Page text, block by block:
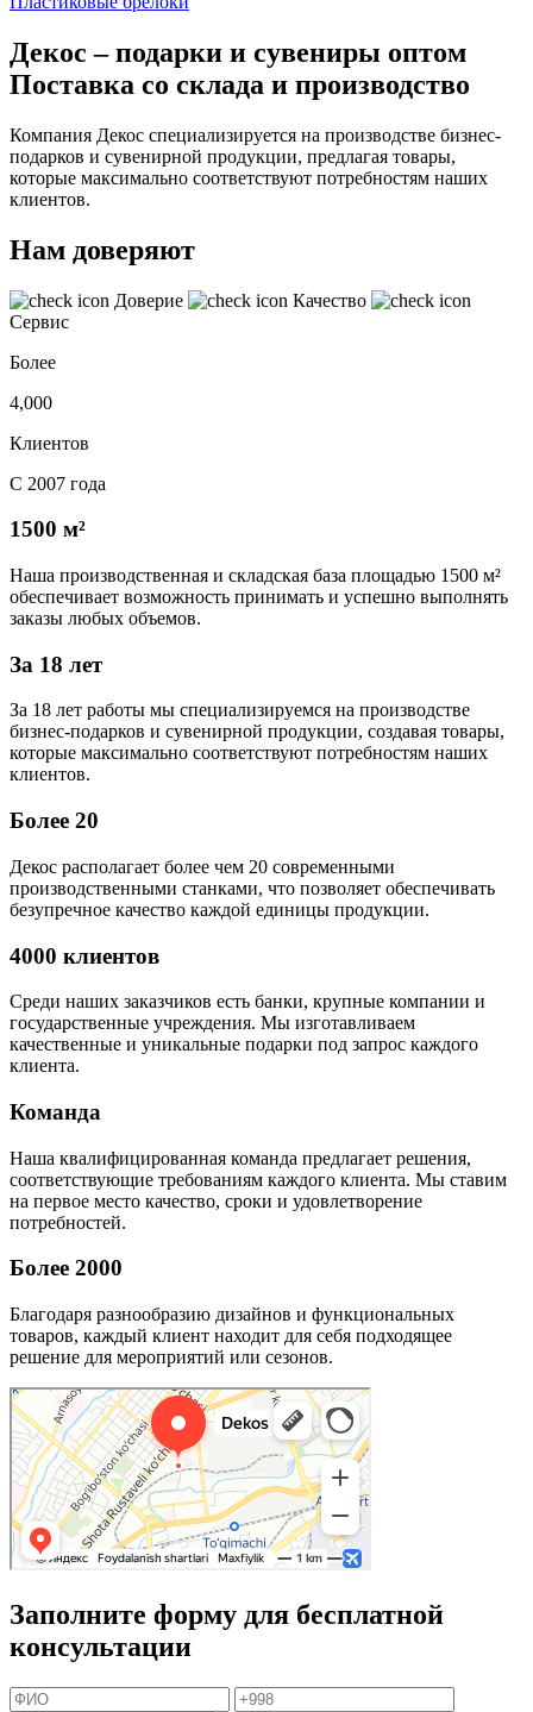
Декос – подарки и сувениры оптом
Поставка со склада и производство
Компания Декос специализируется на производстве бизнес-
подарков и сувенирной продукции, предлагая товары,
которые максимально соответствуют потребностям наших
клиентов.
Нам доверяют
Доверие
Качество
Сервис
Более
4,000
Клиентов
С 2007 года
1500 м²
Наша производственная и складская база площадью 1500 м²
обеспечивает возможность принимать и успешно выполнять
заказы любых объемов.
За 18 лет
За 18 лет работы мы специализируемся на производстве
бизнес-подарков и сувенирной продукции, создавая товары,
которые максимально соответствуют потребностям наших
клиентов.
Более 20
Декос располагает более чем 20 современными
производственными станками, что позволяет обеспечивать
безупречное качество каждой единицы продукции.
4000 клиентов
Среди наших заказчиков есть банки, крупные компании и
государственные учреждения. Мы изготавливаем
качественные и уникальные подарки под запрос каждого
клиента.
Команда
Наша квалифицированная команда предлагает решения,
соответствующие требованиям каждого клиента. Мы ставим
на первое место качество, сроки и удовлетворение
потребностей.
Более 2000
Благодаря разнообразию дизайнов и функциональных
товаров, каждый клиент находит для себя подходящее
решение для мероприятий или сезонов.
Заполните форму для бесплатной
консультации